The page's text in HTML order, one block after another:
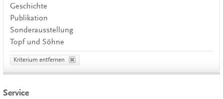
Geschichte
Publikation
Sonderausstellung
Topf und Söhne
Kriterium entfernen
Service